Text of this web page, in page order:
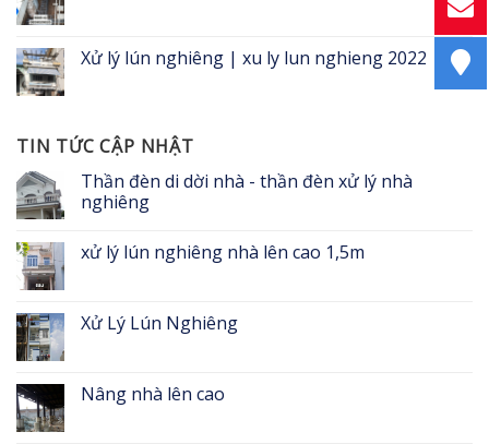
Xử lý lún nghiêng | xu ly lun nghieng 2022
TIN TỨC CẬP NHẬT
Thần đèn di dời nhà - thần đèn xử lý nhà
nghiêng
xử lý lún nghiêng nhà lên cao 1,5m
Xử Lý Lún Nghiêng
Nâng nhà lên cao